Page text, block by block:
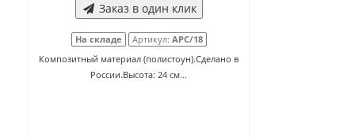
Заказ в один клик
На складе Артикул: АРС/18
Композитный материал (полистоун).Сделано в
России.Высота: 24 см...